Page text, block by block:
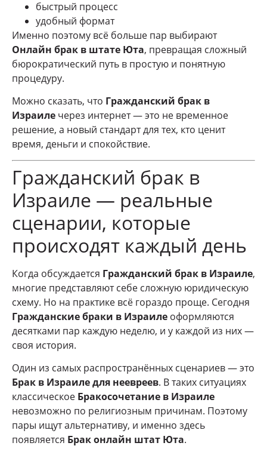
быстрый процесс
удобный формат
Именно поэтому всё больше пар выбирают
Онлайн брак в штате Юта, превращая сложный
бюрократический путь в простую и понятную
процедуру.
Можно сказать, что Гражданский брак в
Израиле через интернет — это не временное
решение, а новый стандарт для тех, кто ценит
время, деньги и спокойствие.
Гражданский брак в
Израиле — реальные
сценарии, которые
происходят каждый день
Когда обсуждается Гражданский брак в Израиле,
многие представляют себе сложную юридическую
схему. Но на практике всё гораздо проще. Сегодня
Гражданские браки в Израиле оформляются
десятками пар каждую неделю, и у каждой из них —
своя история.
Один из самых распространённых сценариев — это
Брак в Израиле для неевреев. В таких ситуациях
классическое Бракосочетание в Израиле
невозможно по религиозным причинам. Поэтому
пары ищут альтернативу, и именно здесь
появляется Брак онлайн штат Юта.